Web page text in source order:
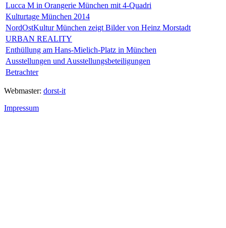
Lucca M in Orangerie München mit 4-Quadri
Kulturtage München 2014
NordOstKultur München zeigt Bilder von Heinz Morstadt
URBAN REALITY
Enthüllung am Hans-Mielich-Platz in München
Ausstellungen und Ausstellungsbeteiligungen
Betrachter
Webmaster: dorst-it
Impressum